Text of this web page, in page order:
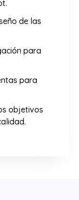
de las
para
para
objetivos